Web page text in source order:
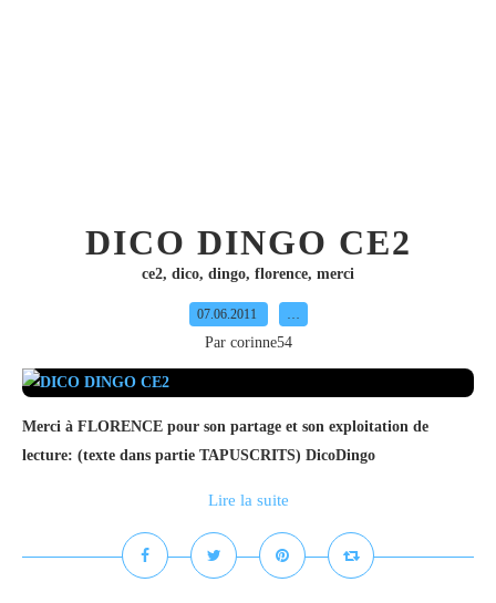
DICO DINGO CE2
ce2, dico, dingo, florence, merci
07.06.2011 …
Par corinne54
Merci à FLORENCE pour son partage et son exploitation de
lecture: (texte dans partie TAPUSCRITS) DicoDingo
Lire la suite